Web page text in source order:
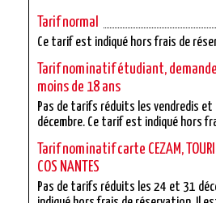
Tarif normal
Ce tarif est indiqué hors frais de
Tarif nominatif étudiant,
moins de 18 ans
Pas de tarifs réduits les vendredis
décembre. Ce tarif est indiqué hors
Tarif nominatif carte CEZAM,
COS NANTES
Pas de tarifs réduits les 24 et 31